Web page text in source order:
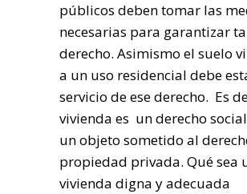
públicos deben tomar las
necesarias para garantizar
derecho. Asimismo el suelo
a un uso residencial debe
servicio de ese derecho. Es
vivienda es un derecho
un objeto sometido al
propiedad privada. Qué sea
vivienda digna y adecuada